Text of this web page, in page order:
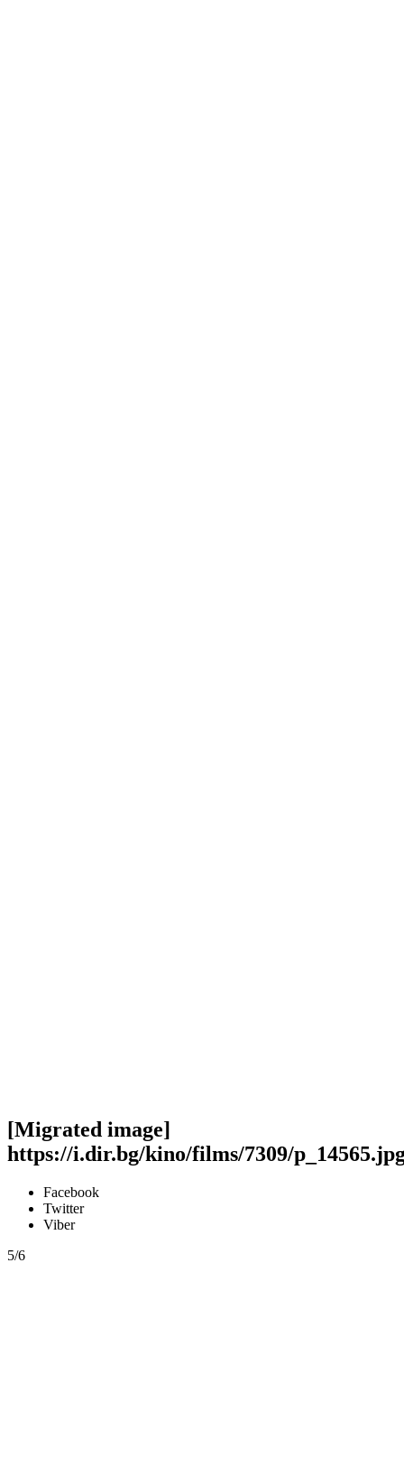
[Migrated image]
https://i.dir.bg/kino/films/7309/
Facebook
Twitter
Viber
5/6